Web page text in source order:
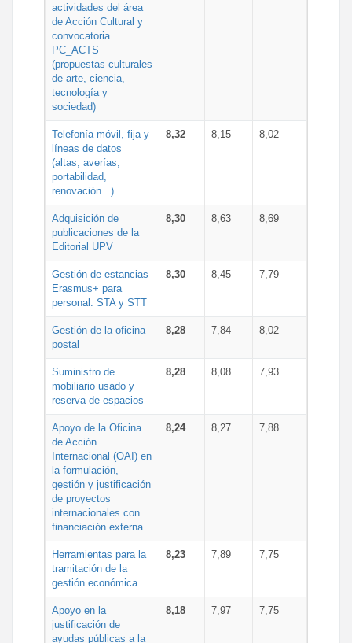
actividades del área
de Acción Cultural y
convocatoria
PC_ACTS
(propuestas culturales
de arte, ciencia,
tecnología y
sociedad)
Telefonía móvil, fija y
líneas de datos
(altas, averías,
portabilidad,
renovación...)
8,32 8,15 8,02
Adquisición de
publicaciones de la
Editorial UPV
8,30 8,63 8,69
Gestión de estancias
Erasmus+ para
personal: STA y STT
8,30 8,45 7,79
Gestión de la oficina
postal
8,28 7,84 8,02
Suministro de
mobiliario usado y
reserva de espacios
8,28 8,08 7,93
Apoyo de la Oficina
de Acción
Internacional (OAI) en
la formulación,
gestión y justificación
de proyectos
internacionales con
financiación externa
8,24 8,27 7,88
Herramientas para la
tramitación de la
gestión económica
8,23 7,89 7,75
Apoyo en la
justificación de
ayudas públicas a la
8,18 7,97 7,75